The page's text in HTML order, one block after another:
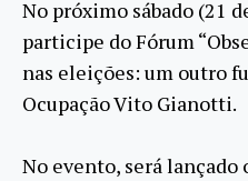
No próximo sábado (21
participe do Fórum
nas eleições: um outro
Ocupação Vito Gianotti.
No evento, será lançado